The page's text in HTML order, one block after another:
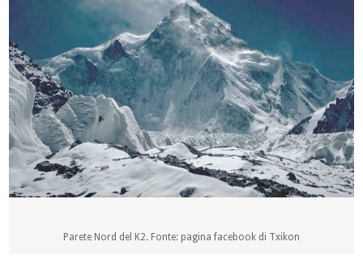
Parete Nord del K2. Fonte: pagina facebook di Txikon